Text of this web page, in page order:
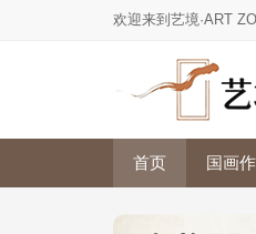
欢迎来到艺境·ART
首页 国画